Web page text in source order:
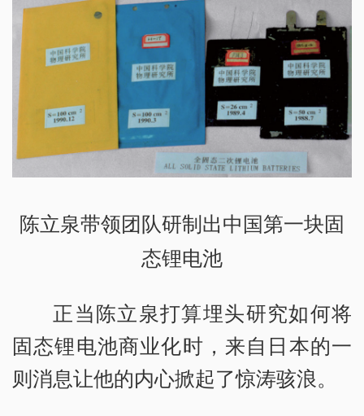
陈立泉带领团队研制出中国第一块固
态锂电池
正当陈立泉打算埋头研究如何将
固态锂电池商业化时，来自日本的一
则消息让他的内心掀起了惊涛骇浪。